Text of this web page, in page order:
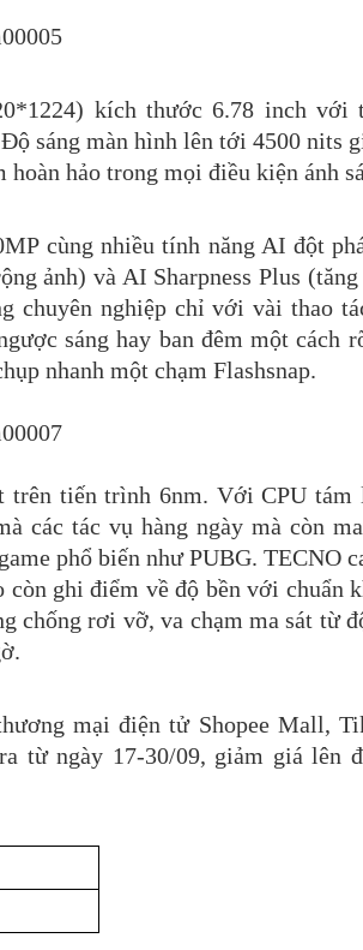
kích thước 6.78 inch với
sáng màn hình lên tới 4500 nits
hảo trong mọi điều kiện ánh
cùng nhiều tính năng AI đột
ảnh) và AI Sharpness Plus (tăng
chuyên nghiệp chỉ với vài thao
sáng hay ban đêm một cách
nhanh một chạm Flashsnap.
tiến trình 6nm. Với CPU tám
các tác vụ hàng ngày mà còn
phổ biến như PUBG. TECNO
còn ghi điểm về độ bền với chuẩn
chống rơi vỡ, va chạm ma sát từ
mại điện tử Shopee Mall,
từ ngày 17-30/09, giảm giá lên